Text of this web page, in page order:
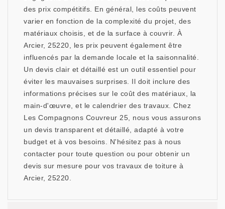
des prix compétitifs. En général, les coûts peuvent
varier en fonction de la complexité du projet, des
matériaux choisis, et de la surface à couvrir. À
Arcier, 25220, les prix peuvent également être
influencés par la demande locale et la saisonnalité.
Un devis clair et détaillé est un outil essentiel pour
éviter les mauvaises surprises. Il doit inclure des
informations précises sur le coût des matériaux, la
main-d'œuvre, et le calendrier des travaux. Chez
Les Compagnons Couvreur 25, nous vous assurons
un devis transparent et détaillé, adapté à votre
budget et à vos besoins. N'hésitez pas à nous
contacter pour toute question ou pour obtenir un
devis sur mesure pour vos travaux de toiture à
Arcier, 25220.